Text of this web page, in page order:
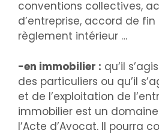
conventions collectives,
d’entreprise, accord de
règlement intérieur …
-en immobilier : qu’il
des particuliers ou qu’il
et de l’exploitation de
immobilier est un
l’Acte d’Avocat. Il pourra